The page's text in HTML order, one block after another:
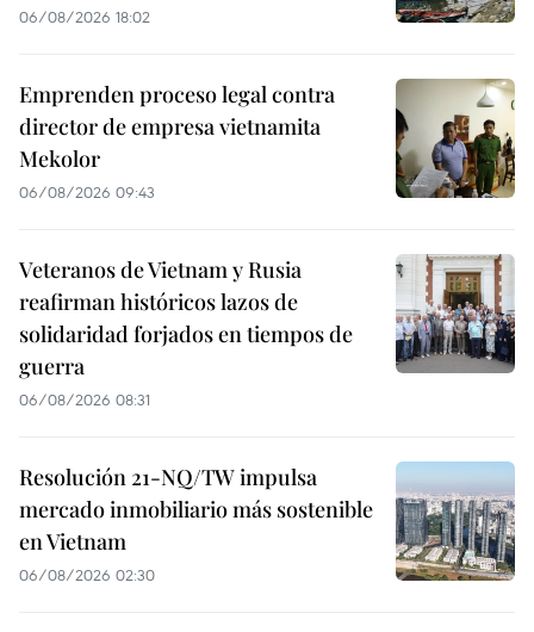
06/08/2026 18:02
Emprenden proceso legal contra
director de empresa vietnamita
Mekolor
06/08/2026 09:43
Veteranos de Vietnam y Rusia
reafirman históricos lazos de
solidaridad forjados en tiempos de
guerra
06/08/2026 08:31
Resolución 21-NQ/TW impulsa
mercado inmobiliario más sostenible
en Vietnam
06/08/2026 02:30